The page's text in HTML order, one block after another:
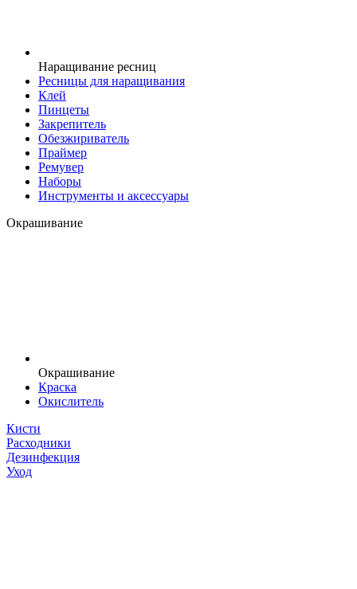
Наращивание ресниц
Ресницы для наращивания
Клей
Пинцеты
Закрепитель
Обезжириватель
Праймер
Ремувер
Наборы
Инструменты и аксессуары
Окрашивание
Окрашивание
Краска
Окислитель
Кисти
Расходники
Дезинфекция
Уход